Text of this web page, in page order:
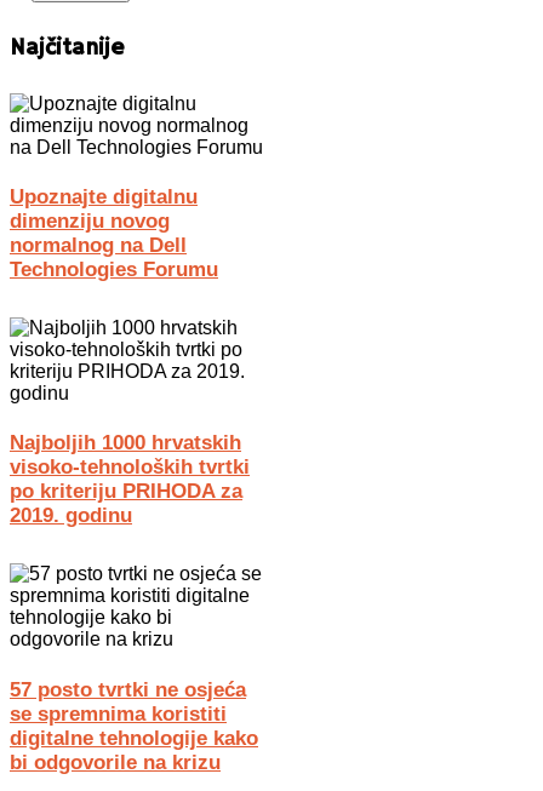
Najčitanije
Upoznajte digitalnu
dimenziju novog
normalnog na Dell
Technologies Forumu
Najboljih 1000 hrvatskih
visoko-tehnoloških tvrtki
po kriteriju PRIHODA za
2019. godinu
57 posto tvrtki ne osjeća
se spremnima koristiti
digitalne tehnologije kako
bi odgovorile na krizu